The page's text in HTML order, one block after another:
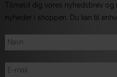
Tilmeld dig vores nyhedsbrev og
nyheder i shoppen. Du kan til